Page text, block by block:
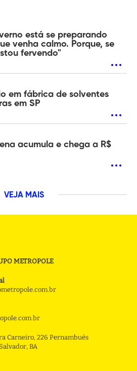
está se preparando
venha calmo. Porque, se
fervendo"
em fábrica de solventes
em SP
acumula e chega a R$
VEJA MAIS
METROPOLE
Carneiro, 226 Pernambués
BA